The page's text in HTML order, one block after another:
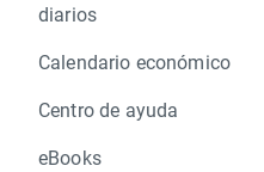
diarios
Calendario económico
Centro de ayuda
eBooks